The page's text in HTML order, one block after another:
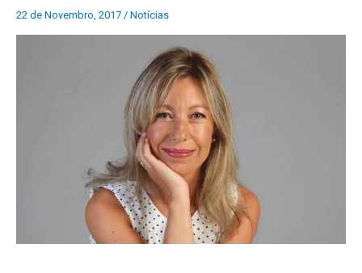
22 de Novembro, 2017 / Notícias